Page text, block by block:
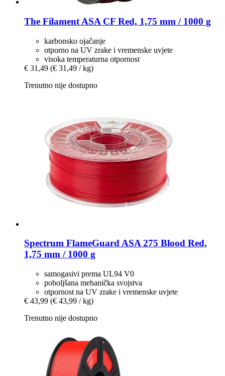
The Filament ASA CF Red, 1,75 mm / 1000 g
karbonsko ojačanje
otporno na UV zrake i vremenske uvjete
visoka temperaturna otpornost
€ 31,49 (€ 31,49 / kg)
Trenutno nije dostupno
Spectrum FlameGuard ASA 275 Blood Red,
1,75 mm / 1000 g
samogasivi prema UL94 V0
poboljšana mehanička svojstva
otpornost na UV zrake i vremenske uvjete
€ 43,99 (€ 43,99 / kg)
Trenutno nije dostupno